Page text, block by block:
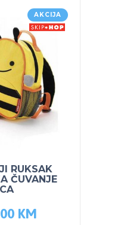
AKCIJA
RUKSAK
ČUVANJE
KM